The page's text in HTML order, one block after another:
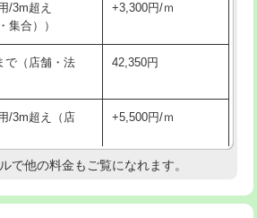
/3m超え
集合））
+3,300円/ｍ
で（店舗・法
42,350円
/3m超え（店
+5,500円/ｍ
現地調査
で他の料金もご覧になれます。